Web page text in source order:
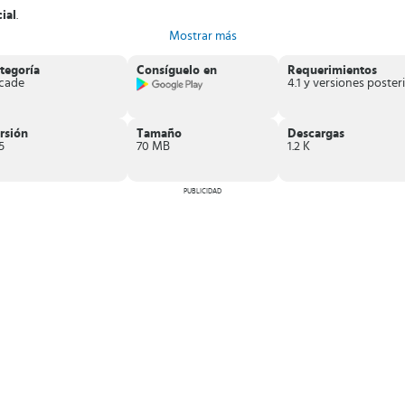
.
arcos y flechas afiladas.
Mostrar más
Consíguelo en
Requerimientos
Tamaño
70 MB
Descargas
1.2 K
PUBLICIDAD